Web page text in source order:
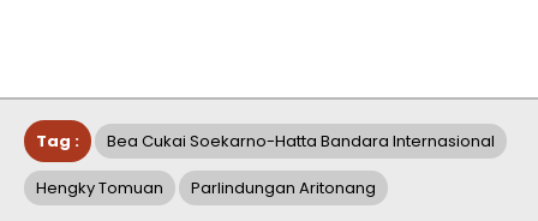
Tag : Bea Cukai Soekarno-Hatta Bandara Internasional
Hengky Tomuan Parlindungan Aritonang